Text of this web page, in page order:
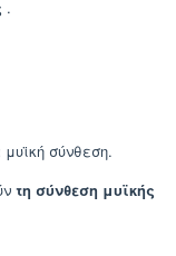
.
σύνθεση.
τη σύνθεση μυϊκής